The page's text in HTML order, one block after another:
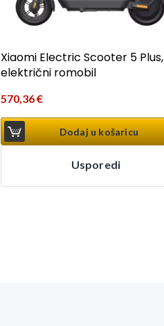
Xiaomi Electric Scooter 5 Plus,
električni romobil
570,36€
Dodaj u košaricu
Usporedi